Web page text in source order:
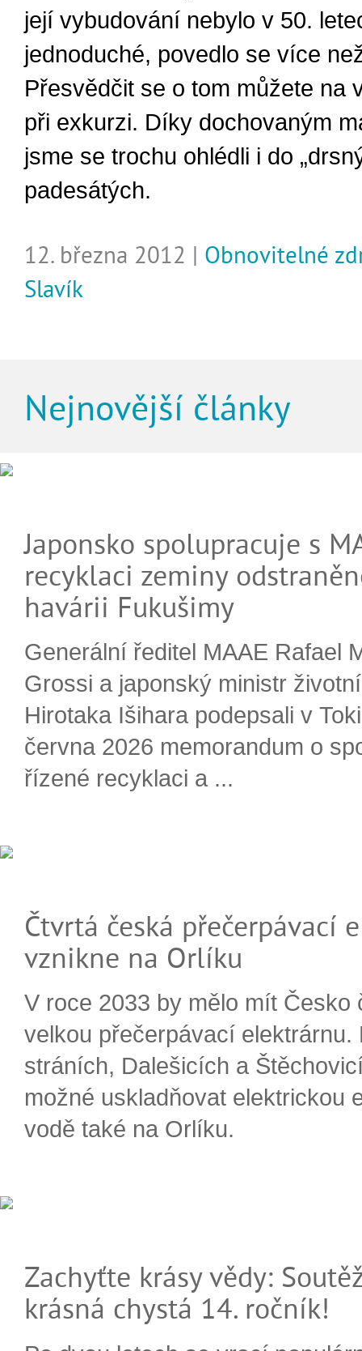
její vybudování nebylo v 50.
jednoduché, povedlo se více
Přesvědčit se o tom můžete na
při exkurzi. Díky dochovaným
jsme se trochu ohlédli i do
padesátých.
12. března 2012 | Obnovitelné
Slavík
Nejnovější články
Japonsko spolupracuje s
recyklaci zeminy
havárii Fukušimy
Generální ředitel MAAE Rafael
Grossi a japonský ministr
Hirotaka Išihara podepsali v
června 2026 memorandum o
řízené recyklaci a ...
Čtvrtá česká přečerpávací
vznikne na Orlíku
V roce 2033 by mělo mít Česko
velkou přečerpávací elektrárnu.
stráních, Dalešicích a
možné uskladňovat elektrickou
vodě také na Orlíku.
Zachyťte krásy vědy:
krásná chystá 14. ročník!